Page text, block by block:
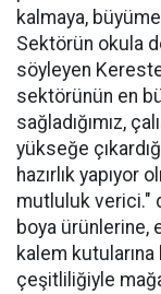
kalmaya,
Sektörün okula
söyleyen
sektörünün en
sağladığımız,
yükseğe
hazırlık yapıyor
mutluluk verici."
boya ürünlerine,
kalem
çeşitliliğiyle